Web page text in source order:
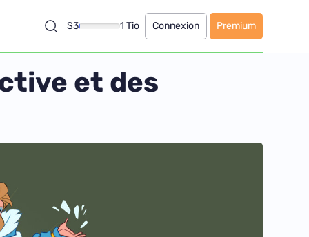
S3 1 Tio Connexion Premium
et des